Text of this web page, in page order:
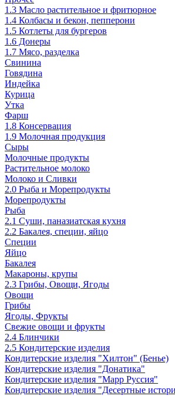
1.3 Масло растительное и фритюрное
1.4 Колбасы и бекон, пепперони
1.5 Котлеты для бургеров
1.6 Донеры
1.7 Мясо, разделка
Свинина
Говядина
Индейка
Курица
Утка
Фарш
1.8 Консервация
1.9 Молочная продукция
Сыры
Молочные продукты
Растительное молоко
Молоко и Сливки
2.0 Рыба и Морепродукты
Морепродукты
Рыба
2.1 Суши, паназиатская кухня
2.2 Бакалея, специи, яйцо
Специи
Яйцо
Бакалея
Макароны, крупы
2.3 Грибы, Овощи, Ягоды
Овощи
Грибы
Ягоды, Фрукты
Свежие овощи и фрукты
2.4 Блинчики
2.5 Кондитерские изделия
Кондитерские изделия "Хилтон" (Бенье)
Кондитерские изделия "Донатика"
Кондитерские изделия "Марр Руссия"
Кондитерские изделия "Десертные